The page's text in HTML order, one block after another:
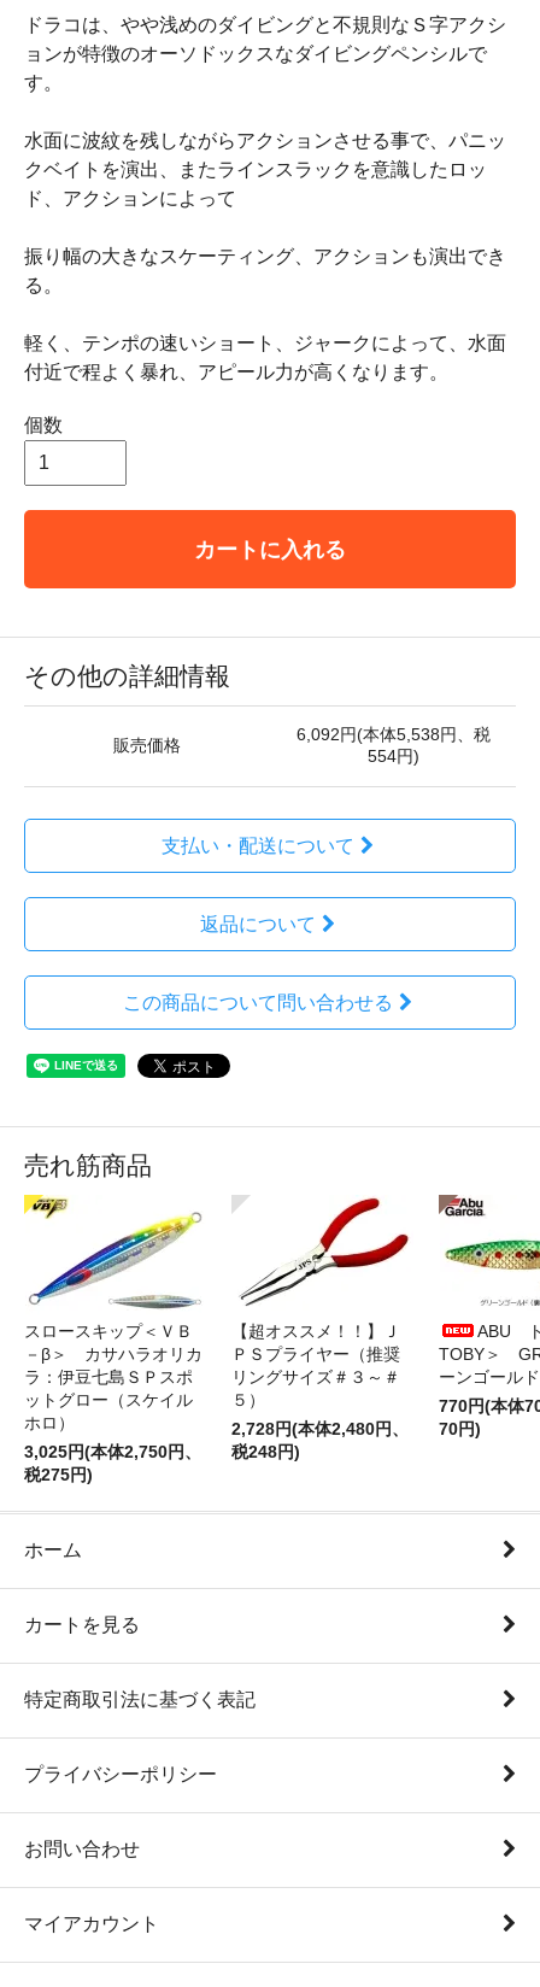
ドラコは、やや浅めのダイビングと不規則なＳ字アクシ
ョンが特徴のオーソドックスなダイビングペンシルで
す。
水面に波紋を残しながらアクションさせる事で、パニッ
クベイトを演出、またラインスラックを意識したロッ
ド、アクションによって
振り幅の大きなスケーティング、アクションも演出でき
る。
軽く、テンポの速いショート、ジャークによって、水面
付近で程よく暴れ、アピール力が高くなります。
個数
カートに入れる
その他の詳細情報
販売価格
6,092円(本体5,538円、税
554円)
支払い・配送について
返品について
この商品について問い合わせる
売れ筋商品
スロースキップ＜ＶＢ
－β＞ カサハラオリカ
ラ：伊豆七島ＳＰスポ
ットグロー（スケイル
ホロ）
3,025円(本体2,750円、
税275円)
【超オススメ！！】Ｊ
ＰＳプライヤー（推奨
リングサイズ＃３～＃
５）
2,728円(本体2,480円、
税248円)
ABU
TOBY＞
ーンゴールド
770円(本体
70円)
ホーム
カートを見る
特定商取引法に基づく表記
プライバシーポリシー
お問い合わせ
マイアカウント